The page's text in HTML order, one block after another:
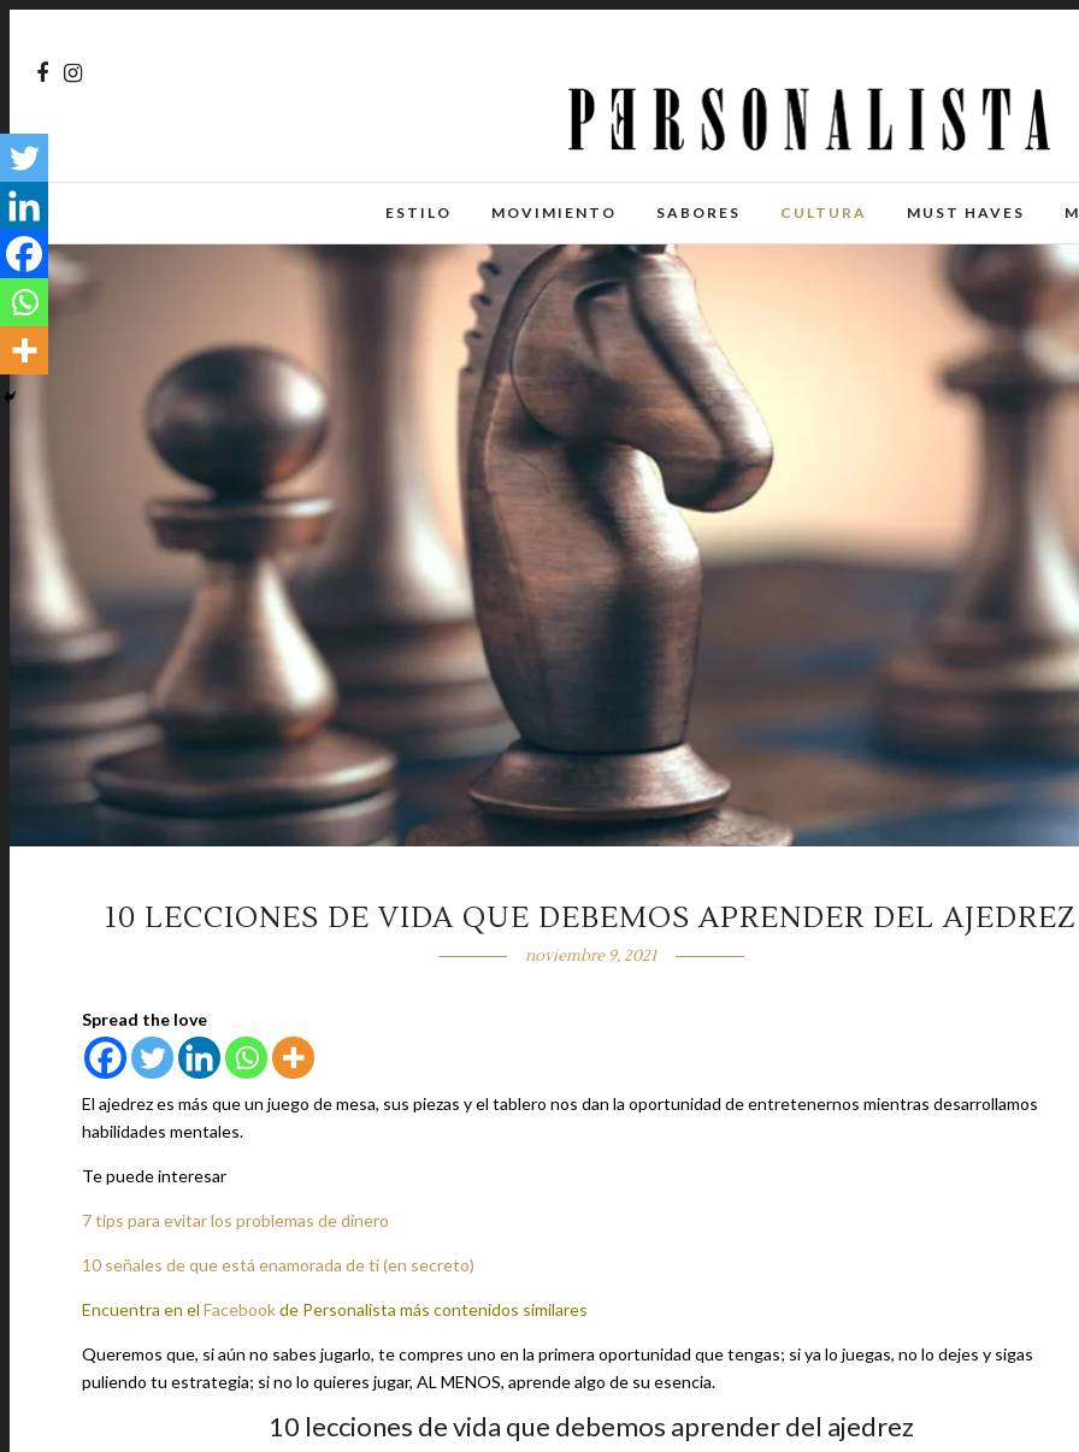
ESTILO MOVIMIENTO SABORES CULTURA MUST HAVES
10 LECCIONES DE VIDA QUE DEBEMOS APRENDER DEL AJEDREZ
noviembre 9, 2021
Spread the love
El ajedrez es más que un juego de mesa, sus piezas y el tablero nos dan la oportunidad de entretenernos mientras desarrollamos
habilidades mentales.
Te puede interesar
7 tips para evitar los problemas de dinero
10 señales de que está enamorada de ti (en secreto)
Encuentra en el Facebookde Personalista más contenidos similares
Queremos que, si aún no sabes jugarlo, te compres uno en la primera oportunidad que tengas; si ya lo juegas, no lo dejes y sigas
puliendo tu estrategia; si no lo quieres jugar, AL MENOS, aprende algo de su esencia.
10 lecciones de vida que debemos aprender del ajedrez